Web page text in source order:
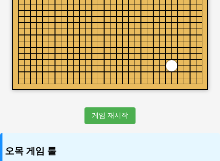
게임 재시작
오목 게임 룰